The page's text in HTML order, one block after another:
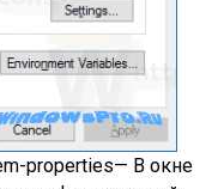
properties— В окне